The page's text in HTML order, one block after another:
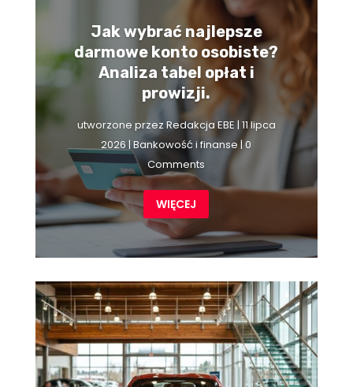
Jak wybrać najlepsze
darmowe konto osobiste?
Analiza tabel opłat i
prowizji.
utworzone przezRedakcja EBE | 11 lipca
2026 |Bankowość i finanse | 0
Comments
WIĘCEJ